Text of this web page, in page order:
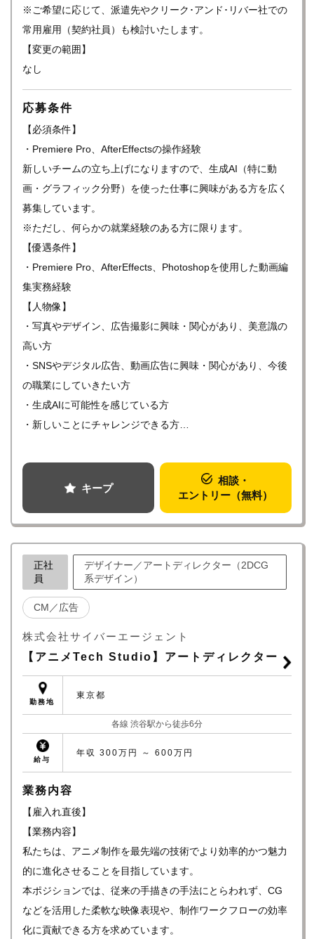
※ご希望に応じて、派遣先やクリーク･アンド･リバー社での
常用雇用（契約社員）も検討いたします。
【変更の範囲】
なし
応募条件
【必須条件】
・Premiere Pro、AfterEffectsの操作経験
新しいチームの立ち上げになりますので、生成AI（特に動
画・グラフィック分野）を使った仕事に興味がある方を広く
募集しています。
※ただし、何らかの就業経験のある方に限ります。
【優遇条件】
・Premiere Pro、AfterEffects、Photoshopを使用した動画編
集実務経験
【人物像】
・写真やデザイン、広告撮影に興味・関心があり、美意識の
高い方
・SNSやデジタル広告、動画広告に興味・関心があり、今後
の職業にしていきたい方
・生成AIに可能性を感じている方
・新しいことにチャレンジできる方
る方
・成長意欲の高い方
キープ
相談・
エントリー（無料）
正社
員
デザイナー／アートディレクター（2DCG
系デザイン）
CM／広告
株式会社サイバーエージェント
【アニメTech Studio】アートディレクター
勤務地
東京都
各線 渋谷駅から徒歩6分
給与
年収 300万円 ～ 600万円
業務内容
【雇入れ直後】
【業務内容】
私たちは、アニメ制作を最先端の技術でより効率的かつ魅力
的に進化させることを目指しています。
本ポジションでは、従来の手描きの手法にとらわれず、CG
などを活用した柔軟な映像表現や、制作ワークフローの効率
化に貢献できる方を求めています。